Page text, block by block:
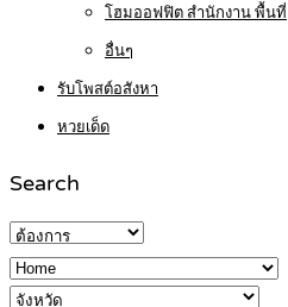
โฮมออฟฟิต สำนักงาน พื้นที่
อื่นๆ
รับโพสต์อสังหา
หวยเด็ด
Search